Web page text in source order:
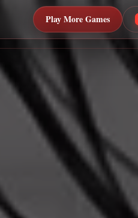
Play More Games